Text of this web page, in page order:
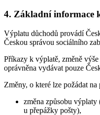
4. Základní informace
Výplatu důchodů provádí
Českou správou sociálního
Příkazy k výplatě, změně
oprávněna vydávat pouze
Změny, o které lze požádat na
změna způsobu výplaty
u přepážky pošty),